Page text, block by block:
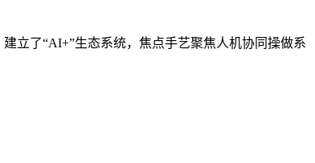
立了“AI+”生态系统，焦点手艺聚焦人机协同操做系